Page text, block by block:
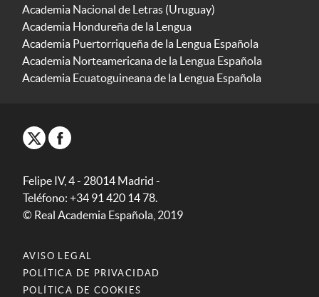
Academia Nacional de Letras (Uruguay)
Academia Hondureña de la Lengua
Academia Puertorriqueña de la Lengua Española
Academia Norteamericana de la Lengua Española
Academia Ecuatoguineana de la Lengua Española
Felipe IV, 4 - 28014 Madrid -
Teléfono: +34 91 420 14 78.
© Real Academia Española, 2019
AVISO LEGAL
POLÍTICA DE PRIVACIDAD
POLÍTICA DE COOKIES